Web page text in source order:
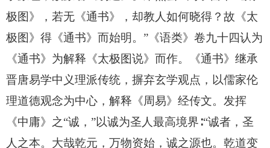
极图》，若无《通书》，却教人如何晓得？故《太
极图》得《通书》而始明。”《语类》卷九十四认为
《通书》为解释《太极图说》而作。《通书》继承
晋唐易学中义理派传统，摒弃玄学观点，以儒家伦
理道德观念为中心，解释《周易》经传文。发挥
《中庸》之“诚，”以诚为圣人最高境界∶“诚者，圣
人之本。大哉乾元，万物资始，诚之源也。乾道变